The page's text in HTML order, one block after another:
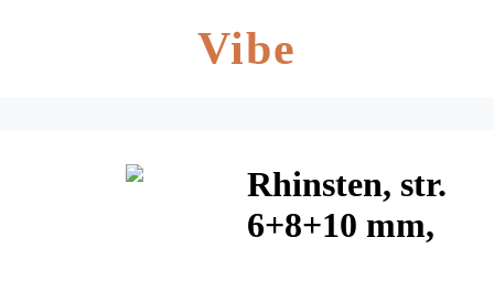
Vibe
Rhinsten, str.
6+8+10 mm,